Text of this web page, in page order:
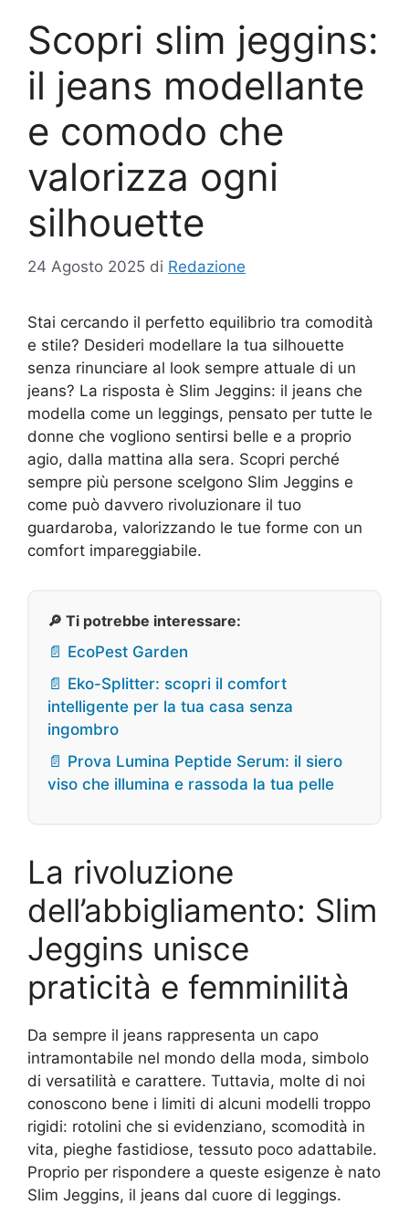
Scopri slim jeggins:
il jeans modellante
e comodo che
valorizza ogni
silhouette
24 Agosto 2025 di Redazione
Stai cercando il perfetto equilibrio tra comodità
e stile? Desideri modellare la tua silhouette
senza rinunciare al look sempre attuale di un
jeans? La risposta è Slim Jeggins: il jeans che
modella come un leggings, pensato per tutte le
donne che vogliono sentirsi belle e a proprio
agio, dalla mattina alla sera. Scopri perché
sempre più persone scelgono Slim Jeggins e
come può davvero rivoluzionare il tuo
guardaroba, valorizzando le tue forme con un
comfort impareggiabile.
🔎 Ti potrebbe interessare:
📄 EcoPest Garden
📄 Eko-Splitter: scopri il comfort
intelligente per la tua casa senza
ingombro
📄 Prova Lumina Peptide Serum: il siero
viso che illumina e rassoda la tua pelle
La rivoluzione
dell’abbigliamento: Slim
Jeggins unisce
praticità e femminilità
Da sempre il jeans rappresenta un capo
intramontabile nel mondo della moda, simbolo
di versatilità e carattere. Tuttavia, molte di noi
conoscono bene i limiti di alcuni modelli troppo
rigidi: rotolini che si evidenziano, scomodità in
vita, pieghe fastidiose, tessuto poco adattabile.
Proprio per rispondere a queste esigenze è nato
Slim Jeggins, il jeans dal cuore di leggings.